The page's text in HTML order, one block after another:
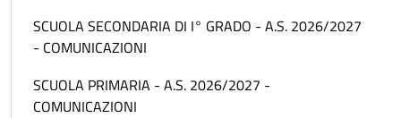
SCUOLA SECONDARIA DI I° GRADO - A.S. 2026/2027
- COMUNICAZIONI
SCUOLA PRIMARIA - A.S. 2026/2027 -
COMUNICAZIONI